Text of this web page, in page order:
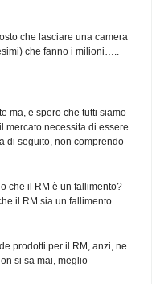
che lasciare una camera
che fanno i milioni…..
ma, e spero che tutti siamo
mercato necessita di essere
di seguito, non comprendo
che il RM è un fallimento?
il RM sia un fallimento.
prodotti per il RM, anzi, ne
si sa mai, meglio